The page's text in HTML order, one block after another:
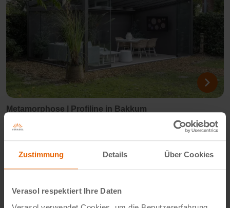
Zustimmung Details Über Cookies
Verasol respektiert Ihre Daten
Metamorphose | Profiline in Bakkum
vtwonen